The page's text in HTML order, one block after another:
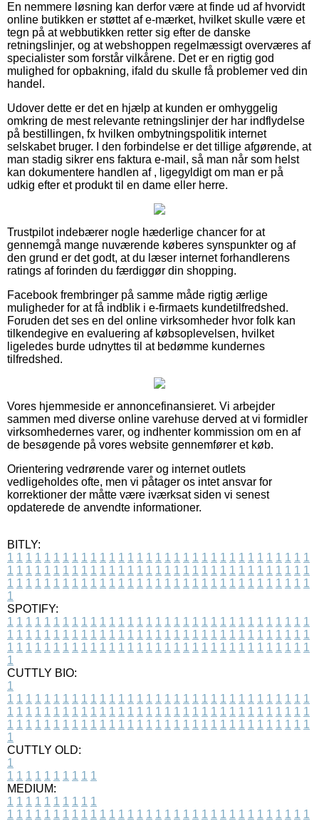
En nemmere løsning kan derfor være at finde ud af hvorvidt
online butikken er støttet af e-mærket, hvilket skulle være et
tegn på at webbutikken retter sig efter de danske
retningslinjer, og at webshoppen regelmæssigt overværes af
specialister som forstår vilkårene. Det er en rigtig god
mulighed for opbakning, ifald du skulle få problemer ved din
handel.
Udover dette er det en hjælp at kunden er omhyggelig
omkring de mest relevante retningslinjer der har indflydelse
på bestillingen, fx hvilken ombytningspolitik internet
selskabet bruger. I den forbindelse er det tillige afgørende, at
man stadig sikrer ens faktura e-mail, så man når som helst
kan dokumentere handlen af , ligegyldigt om man er på
udkig efter et produkt til en dame eller herre.
Trustpilot indebærer nogle hæderlige chancer for at
gennemgå mange nuværende køberes synspunkter og af
den grund er det godt, at du læser internet forhandlerens
ratings af forinden du færdiggør din shopping.
Facebook frembringer på samme måde rigtig ærlige
muligheder for at få indblik i e-firmaets kundetilfredshed.
Foruden det ses en del online virksomheder hvor folk kan
tilkendegive en evaluering af købsoplevelsen, hvilket
ligeledes burde udnyttes til at bedømme kundernes
tilfredshed.
Vores hjemmeside er annoncefinansieret. Vi arbejder
sammen med diverse online varehuse derved at vi formidler
virksomhedernes varer, og indhenter kommission om en af
de besøgende på vores website gennemfører et køb.
Orientering vedrørende varer og internet outlets
vedligeholdes ofte, men vi påtager os intet ansvar for
korrektioner der måtte være iværksat siden vi senest
opdaterede de anvendte informationer.
BITLY:
1 1 1 1 1 1 1 1 1 1 1 1 1 1 1 1 1 1 1 1 1 1 1 1 1 1 1 1 1 1 1 1 1
1 1 1 1 1 1 1 1 1 1 1 1 1 1 1 1 1 1 1 1 1 1 1 1 1 1 1 1 1 1 1 1 1
1 1 1 1 1 1 1 1 1 1 1 1 1 1 1 1 1 1 1 1 1 1 1 1 1 1 1 1 1 1 1 1 1
1
SPOTIFY:
1 1 1 1 1 1 1 1 1 1 1 1 1 1 1 1 1 1 1 1 1 1 1 1 1 1 1 1 1 1 1 1 1
1 1 1 1 1 1 1 1 1 1 1 1 1 1 1 1 1 1 1 1 1 1 1 1 1 1 1 1 1 1 1 1 1
1 1 1 1 1 1 1 1 1 1 1 1 1 1 1 1 1 1 1 1 1 1 1 1 1 1 1 1 1 1 1 1 1
1
CUTTLY BIO:
1
1 1 1 1 1 1 1 1 1 1 1 1 1 1 1 1 1 1 1 1 1 1 1 1 1 1 1 1 1 1 1 1 1
1 1 1 1 1 1 1 1 1 1 1 1 1 1 1 1 1 1 1 1 1 1 1 1 1 1 1 1 1 1 1 1 1
1 1 1 1 1 1 1 1 1 1 1 1 1 1 1 1 1 1 1 1 1 1 1 1 1 1 1 1 1 1 1 1 1
1
CUTTLY OLD:
1
1 1 1 1 1 1 1 1 1 1
MEDIUM:
1 1 1 1 1 1 1 1 1 1
1 1 1 1 1 1 1 1 1 1 1 1 1 1 1 1 1 1 1 1 1 1 1 1 1 1 1 1 1 1 1 1 1